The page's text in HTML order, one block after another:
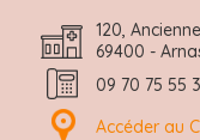
120,
69400 -
09 70 75 55
Accéder au